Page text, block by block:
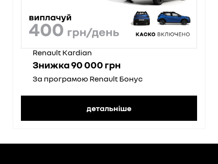
Renault Kardian
Знижка 90 000 грн
За програмою Renault Бонус
детальніше